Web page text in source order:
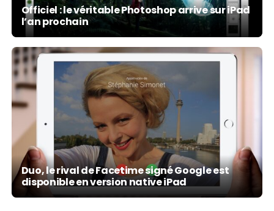
Officiel : le véritable Photoshop arrive sur iPad
l’an prochain
Duo, le rival de Facetime signé Google est
disponible en version native iPad